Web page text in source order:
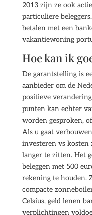
2013 zijn ze ook
particuliere
betalen met een
vakantiewoning
Hoe kan ik
De garantstelling is
aanbieder om de
positieve
punten kan echter
worden gesproken,
Als u gaat
investeren vs kosten
langer te zitten. Het
beleggen met 500
rekening te houden.
compacte
Celsius, geld lenen
verplichtingen